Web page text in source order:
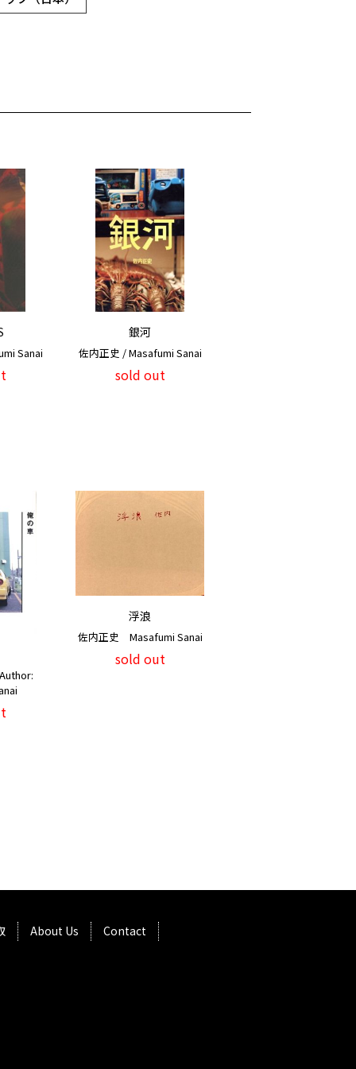
Sanai
銀河
佐内正史 / Masafumi Sanai
sold out
浮浪
佐内正史 Masafumi Sanai
sold out
About Us Contact